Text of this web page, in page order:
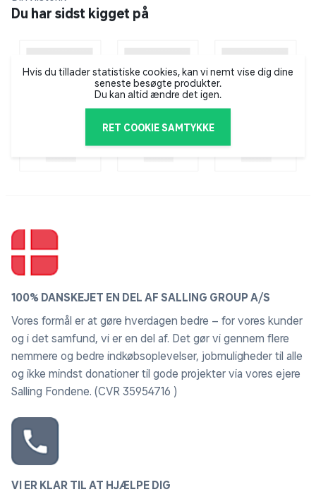
Drivhus til begrænset plads
Ventilationsvindue
Venus drivhus-serien er som standard udstyret med
ventilationsvindue så du let kan justere indendørs
omgivelserne for optimal vækst i dit drivhus.
Eksempel på ekstra udstyr
Vitavia stålsokkel sikrer let og problemfri montage og
giver ekstra højde til dit drivhus. Find drivhus sokkelen
automatisk vindues åbner eller et automatisk
vandingsanlæg.
Du har sidst kigget på
Hvis du tillader statistiske cookies, kan vi nemt vise dig dine
seneste besøgte produkter.
Du kan altid ændre det igen.
RET COOKIE SAMTYKKE
100% DANSKEJET EN DEL AF SALLING GROUP A/S
Vores formål er at gøre hverdagen bedre – for vores kunder
og i det samfund, vi er en del af. Det gør vi gennem flere
nemmere og bedre indkøbsoplevelser, jobmuligheder til alle
og ikke mindst donationer til gode projekter via vores ejere
Salling Fondene. (CVR 35954716 )
VI ER KLAR TIL AT HJÆLPE DIG